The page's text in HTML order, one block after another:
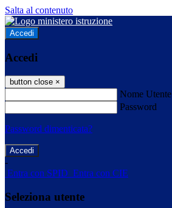
Salta al contenuto
Accedi
Accedi
button close ×
Nome Utente
Password
Password dimenticata?
-
Entra con SPID Entra con CIE
Seleziona utente